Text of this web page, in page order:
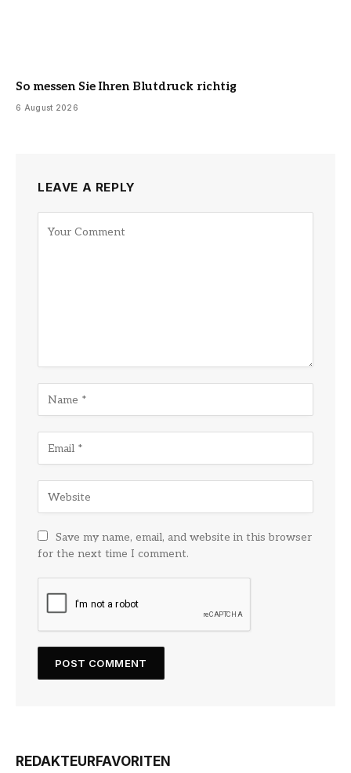
So messen Sie Ihren Blutdruck richtig
6 August 2026
LEAVE A REPLY
Save my name, email, and website in this browser
for the next time I comment.
REDAKTEURFAVORITEN